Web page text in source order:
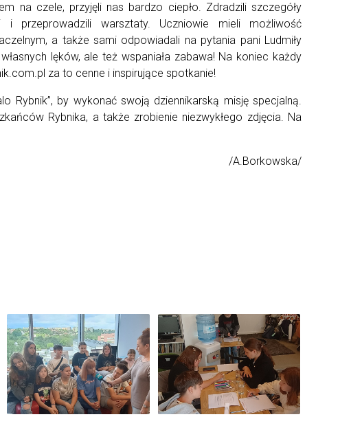
na czele, przyjęli nas bardzo ciepło. Zdradzili szczegóły
przeprowadzili warsztaty. Uczniowie mieli możliwość
a także sami odpowiadali na pytania pani Ludmiły
lęków, ale też wspaniała zabawa! Na koniec każdy
za to cenne i inspirujące spotkanie!
Rybnik”, by wykonać swoją dziennikarską misję specjalną.
Rybnika, a także zrobienie niezwykłego zdjęcia. Na
/A.Borkowska/